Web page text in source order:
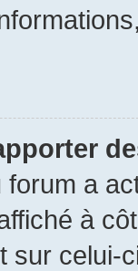
forum a
à
sur